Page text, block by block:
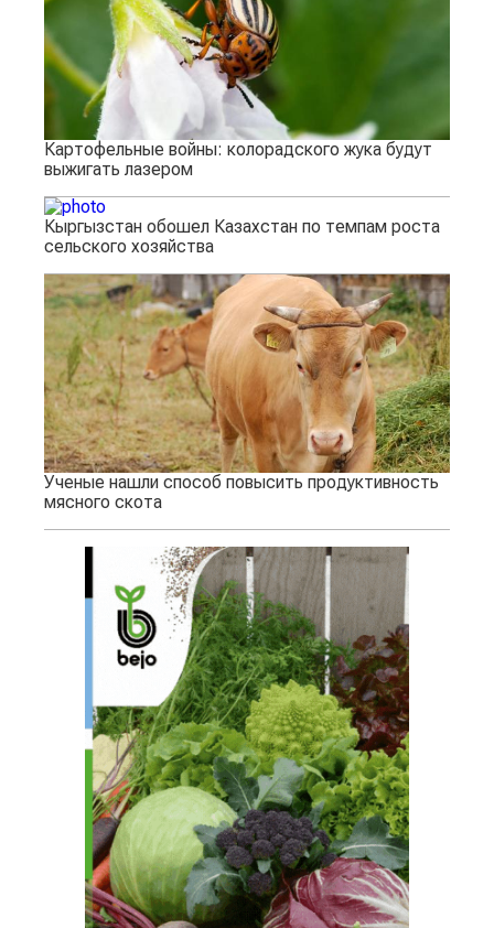
Картофельные войны: колорадского жука будут
выжигать лазером
Кыргызстан обошел Казахстан по темпам роста
сельского хозяйства
Ученые нашли способ повысить продуктивность
мясного скота